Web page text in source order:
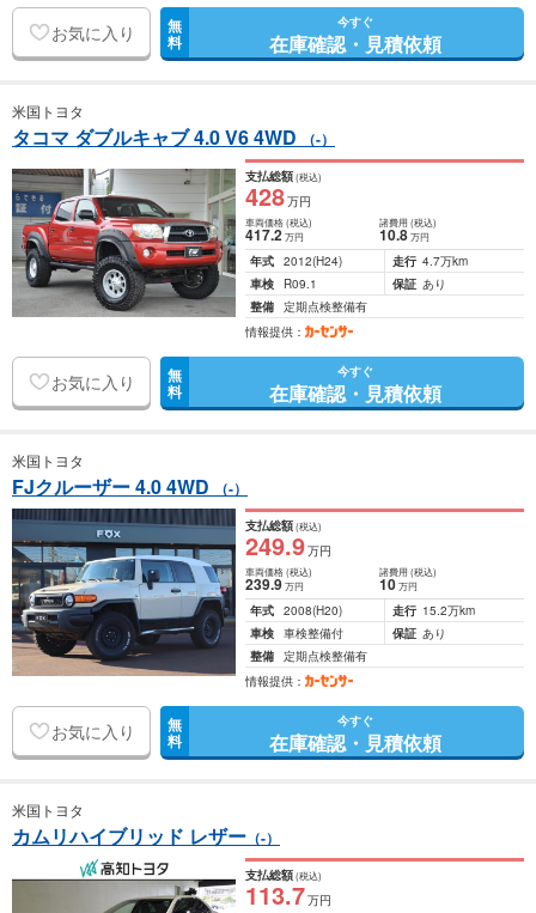
お気に入り 無
料
今すぐ
在庫確認・見積依頼
米国トヨタ
タコマ ダブルキャブ 4.0 V6 4WD （-）
支払総額(税込)
428万円
車両価格(税込)
417.2万円
諸費用 (税込)
10.8 万円
年式 2012(H24) 走行 4.7万km
車検
R09.1 保証 あり
整備 定期点検整備有
情報提供：
お気に入り 無
料
今すぐ
在庫確認・見積依頼
米国トヨタ
FJクルーザー 4.0 4WD （-）
支払総額(税込)
249.9万円
車両価格(税込)
239.9万円
諸費用 (税込)
10 万円
年式 2008(H20) 走行 15.2万km
車検 車検整備付 保証 あり
整備 定期点検整備有
情報提供：
お気に入り 無
料
今すぐ
在庫確認・見積依頼
米国トヨタ
カムリハイブリッド レザー （-）
支払総額(税込)
113.7万円